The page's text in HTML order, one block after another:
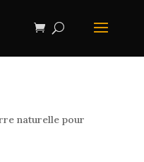
naturelle pour